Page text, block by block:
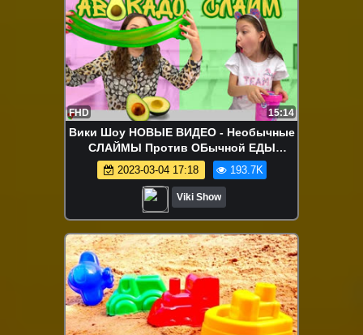
FHD 15:14
Вики Шоу НОВЫЕ ВИДЕО - Необычные
СЛАЙМЫ Против ОБычной ЕДЫ
Челлендж Часть 2 / Вики Шоу
2023-03-04 17:18 193.7K
Viki Show